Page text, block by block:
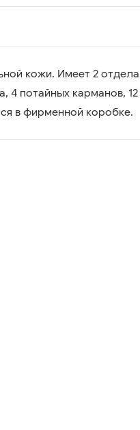
кожи. Имеет 2 отдела
4 потайных карманов, 12
в фирменной коробке.